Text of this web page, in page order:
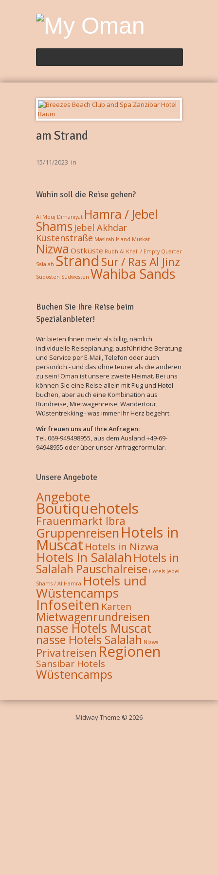
am Strand
15/11/2023 in
Wohin soll die Reise gehen?
Al Mouj Dimaniyat Hamra / Jebel
Shams Jebel Akhdar
Küstenstraße Masirah Island Muskat
Nizwa Ostküste Rubh Al Khali / Empty Quarter
Salalah Strand Sur / Ras Al Jinz
Südosten Südwesten Wahiba Sands
Buchen Sie Ihre Reise beim
Spezialanbieter!
Wir bieten Ihnen mehr als billig, nämlich
individuelle Reiseplanung, ausführliche Beratung
und Service per E-Mail, Telefon oder auch
persönlich - und das ohne teurer als die anderen
zu sein! Oman ist unsere zweite Heimat. Bei uns
können Sie eine Reise allein mit Flug und Hotel
buchen, aber auch eine Kombination aus
Rundreise, Mietwagenreise, Wandertour,
Wüstentrekking - was immer Ihr Herz begehrt.
Wir freuen uns auf Ihre Anfragen:
Tel. 069-949498955, aus dem Ausland +49-69-
94948955 oder über unser Anfrageformular.
Unsere Angebote
Angebote
Boutiquehotels
Frauenmarkt Ibra
Gruppenreisen Hotels in
Muscat Hotels in Nizwa
Hotels in Salalah Hotels in
Salalah Pauschalreise Hotels Jebel
Shams / Al Hamra Hotels und
Wüstencamps
Infoseiten Karten
Mietwagenrundreisen
nasse Hotels Muscat
nasse Hotels Salalah Nizwa
Privatreisen Regionen
Sansibar Hotels
Wüstencamps
Midway Theme © 2026